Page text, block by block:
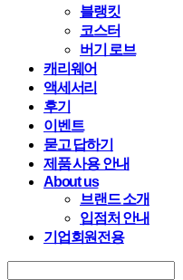
블랭킷
코스터
버기 로브
캐리웨어
액세서리
후기
이벤트
묻고 답하기
제품 사용 안내
About us
브랜드 소개
입점처 안내
기업회원전용